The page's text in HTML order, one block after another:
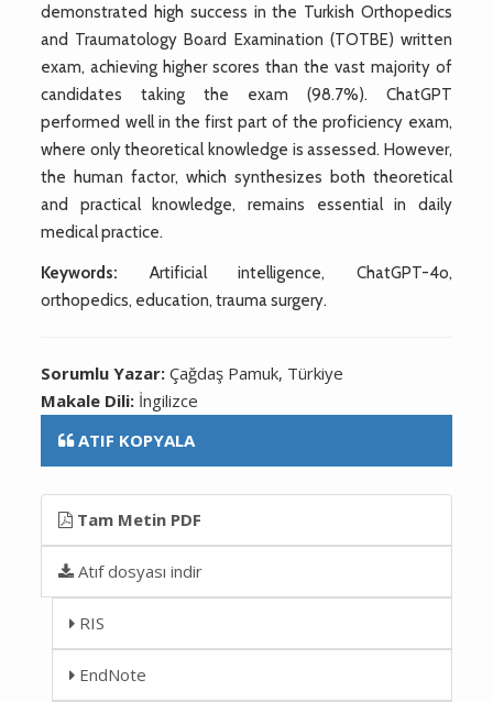
demonstrated high success in the Turkish Orthopedics
and Traumatology Board Examination (TOTBE) written
exam, achieving higher scores than the vast majority of
candidates taking the exam (98.7%). ChatGPT
performed well in the first part of the proficiency exam,
where only theoretical knowledge is assessed. However,
the human factor, which synthesizes both theoretical
and practical knowledge, remains essential in daily
medical practice.
Keywords: Artificial intelligence, ChatGPT-4o,
orthopedics, education, trauma surgery.
Sorumlu Yazar:Çağdaş Pamuk, Türkiye
Makale Dili: İngilizce
ATIF KOPYALA
Tam Metin PDF
Atıf dosyası indir
RIS
EndNote